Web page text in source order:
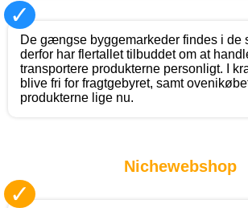
✓
De gængse byggemarkeder findes i de
derfor har flertallet tilbuddet om at
transportere produkterne personligt. I
blive fri for fragtgebyret, samt
produkterne lige nu.
Nichewebshop
✓